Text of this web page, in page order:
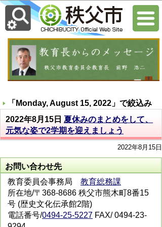
「 Monday, August 15, 2022 」で絞込み
2022年8月15日 夏休みのまとめをして、
元気な姿で2学期を迎えましょう
2022年8月15日
お問い合わせ先
教育委員会事務局 教育総務課
所在地/〒368-8686 秩父市熊木町8番15
号 (歴史文化伝承館2階)
電話番号/0494-25-5227 FAX/ 0494-23-